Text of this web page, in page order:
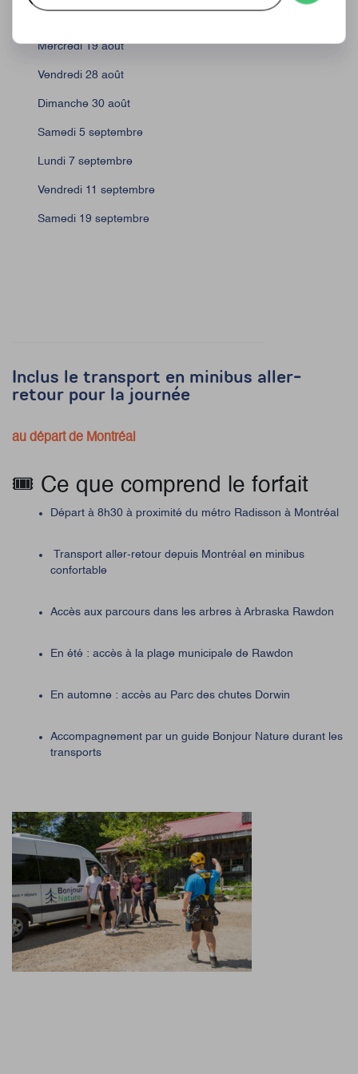
Mercredi 19 août
Vendredi 28 août
Dimanche 30 août
Samedi 5 septembre
Lundi 7 septembre
Vendredi 11 septembre
Samedi 19 septembre
Inclus le transport en minibus aller-
retour pour la journée
au départ de Montréal
🎟️ Ce que comprend le forfait
Départ à 8h30 à proximité du métro Radisson à Montréal
Transport aller-retour depuis Montréal en minibus
confortable
Accès aux parcours dans les arbres à Arbraska Rawdon
En été : accès à la plage municipale de Rawdon
En automne : accès au Parc des chutes Dorwin
Accompagnement par un guide Bonjour Nature durant les
transports